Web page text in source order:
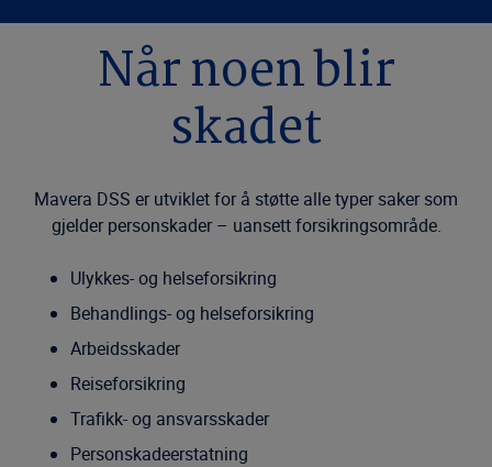
Når noen blir
skadet
Mavera DSS er utviklet for å støtte alle typer saker som
gjelder personskader – uansett forsikringsområde.
Ulykkes- og helseforsikring
Behandlings- og helseforsikring
Arbeidsskader
Reiseforsikring
Trafikk- og ansvarsskader
Personskadeerstatning